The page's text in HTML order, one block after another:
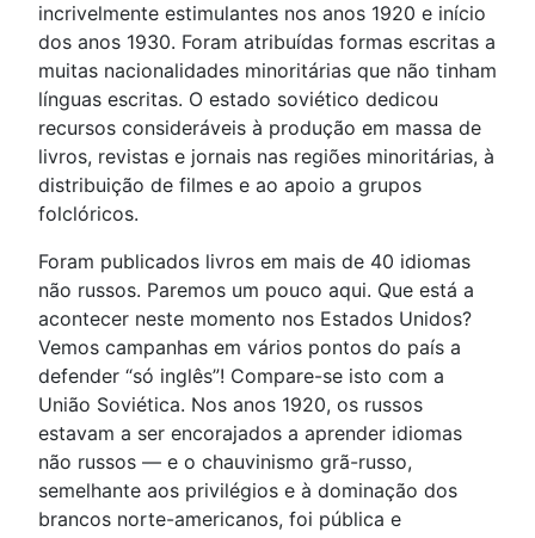
incrivelmente estimulantes nos anos 1920 e início
dos anos 1930. Foram atribuídas formas escritas a
muitas nacionalidades minoritárias que não tinham
línguas escritas. O estado soviético dedicou
recursos consideráveis à produção em massa de
livros, revistas e jornais nas regiões minoritárias, à
distribuição de filmes e ao apoio a grupos
folclóricos.
Foram publicados livros em mais de 40 idiomas
não russos. Paremos um pouco aqui. Que está a
acontecer neste momento nos Estados Unidos?
Vemos campanhas em vários pontos do país a
defender “só inglês”! Compare-se isto com a
União Soviética. Nos anos 1920, os russos
estavam a ser encorajados a aprender idiomas
não russos — e o chauvinismo grã-russo,
semelhante aos privilégios e à dominação dos
brancos norte-americanos, foi pública e